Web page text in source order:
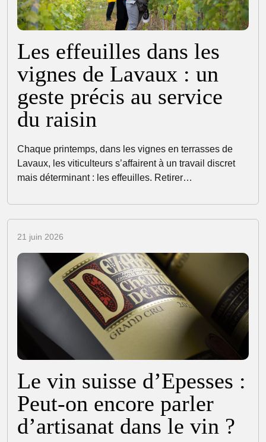
Les effeuilles dans les
vignes de Lavaux : un
geste précis au service
du raisin
Chaque printemps, dans les vignes en terrasses de
Lavaux, les viticulteurs s’affairent à un travail discret
mais déterminant : les effeuilles. Retirer…
21 juin 2026
Le vin suisse d’Epesses :
Peut-on encore parler
d’artisanat dans le vin ?